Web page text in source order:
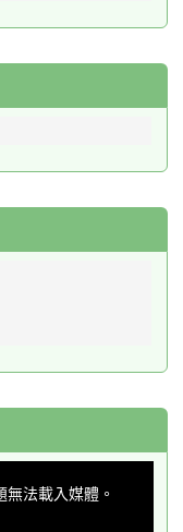
法載入媒體。